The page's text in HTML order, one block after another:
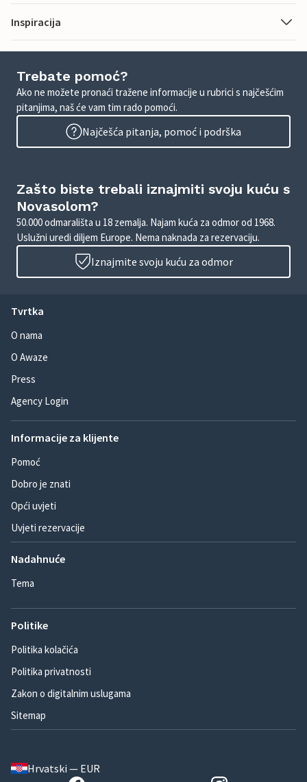
Inspiracija
Trebate pomoć?
Ako ne možete pronaći tražene informacije u rubrici s najčešćim
pitanjima, naš će vam tim rado pomoći.
Najčešća pitanja, pomoć i podrška
Zašto biste trebali iznajmiti svoju kuću s
Novasolom?
50.000 odmarališta u 18 zemalja. Najam kuća za odmor od 1968.
Uslužni uredi diljem Europe. Nema naknada za rezervaciju.
Iznajmite svoju kuću za odmor
Tvrtka
O nama
O Awaze
Press
Agency Login
Informacije za klijente
Pomoć
Dobro je znati
Opći uvjeti
Uvjeti rezervacije
Nadahnuće
Tema
Politike
Politika kolačića
Politika privatnosti
Zakon o digitalnim uslugama
Sitemap
Hrvatski — EUR